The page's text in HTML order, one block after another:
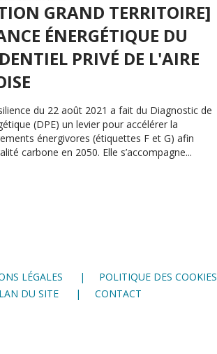
GRAND TERRITOIRE]
ÉNERGÉTIQUE DU
PRIVÉ DE L'AIRE
du 22 août 2021 a fait du Diagnostic de
(DPE) un levier pour accélérer la
énergivores (étiquettes F et G) afin
carbone en 2050. Elle s’accompagne...
LÉGALES POLITIQUE DES COOKIES
DU SITE
CONTACT